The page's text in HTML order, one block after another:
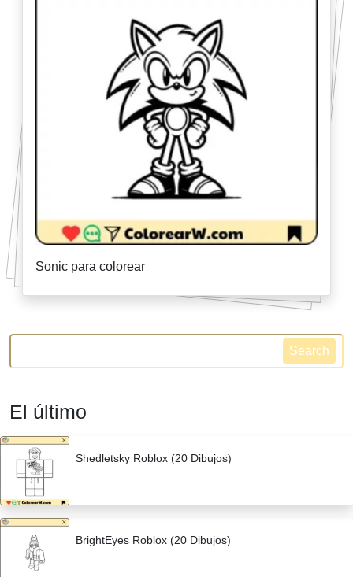
Sonic para colorear
Search
El último
Shedletsky Roblox (20 Dibujos)
BrightEyes Roblox (20 Dibujos)